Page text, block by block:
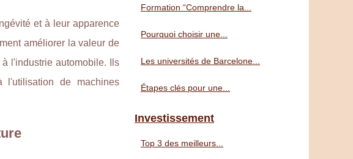
et à leur apparence
améliorer la valeur de
l'industrie automobile. Ils
l'utilisation de machines
Formation “Comprendre la...
Pourquoi choisir une...
Les universités de Barcelone...
Étapes clés pour une...
Investissement
Top 3 des meilleurs...